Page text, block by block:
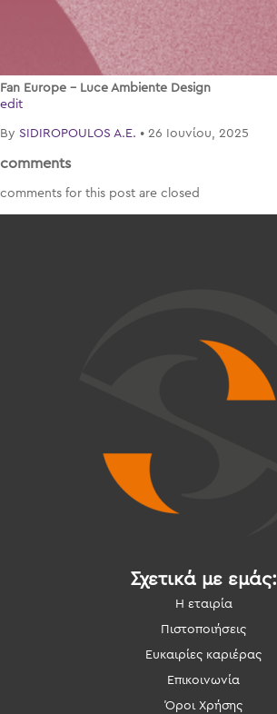
Fan Europe – Luce Ambiente Design
edit
By SIDIROPOULOS A.E. • 26 Ιουνίου, 2025
comments
comments for this post are closed
Σχετικά με εμάς:
Η εταιρία
Πιστοποιήσεις
Ευκαιρίες καριέρας
Επικοινωνία
Όροι Χρήσης